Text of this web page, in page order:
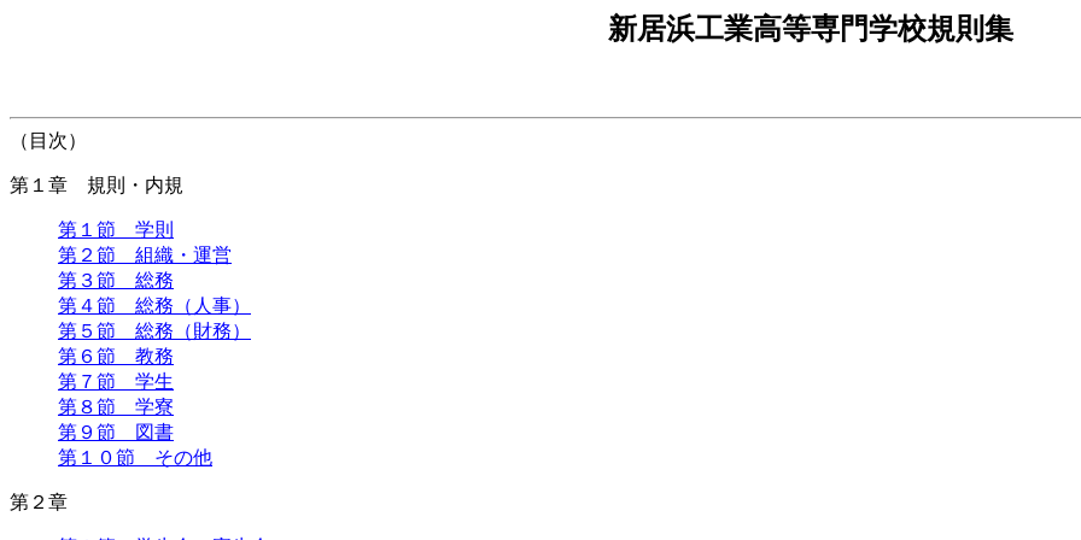
新居浜工業高等専門学校規則集
（目次）
第１章 規則・内規
第１節 学則
第２節 組織・運営
第３節 総務
第４節 総務（人事）
第５節 総務（財務）
第６節 教務
第７節 学生
第８節 学寮
第９節 図書
第１０節 その他
第２章